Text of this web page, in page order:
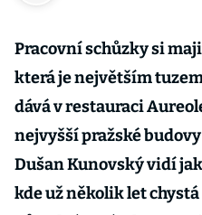
Pracovní schůzky si
která je největším
dává v restauraci
nejvyšší pražské
Dušan Kunovský vidí
kde už několik let